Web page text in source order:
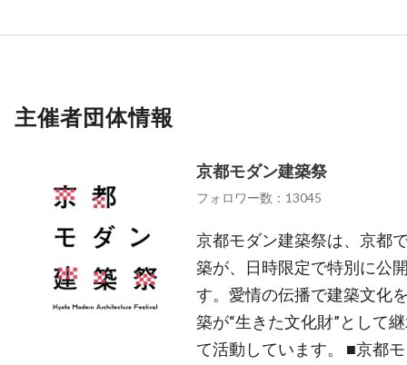
主催者団体情報
京都モダン建築祭
フォロワー数：13045
京都モダン建築祭は、京都
築が、日時限定で特別に公
す。愛情の伝播で建築文化
築が“生きた文化財”として
て活動しています。 ■京都